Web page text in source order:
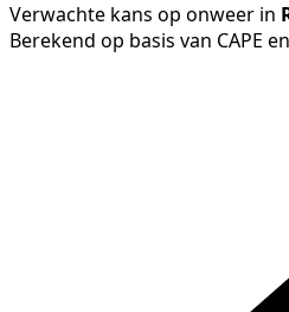
Verwachte kans op onweer in
Berekend op basis van CAPE